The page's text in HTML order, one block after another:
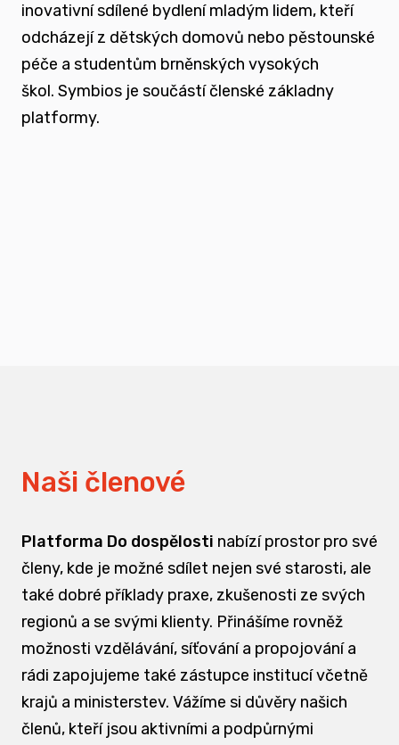
rozvíjet dialog a vést kontruktivní debaty
spojené se změnou systému péče o
podporovat vzdělání a osvětu nejen u
inovativní sdílené bydlení mladým lidem, kteří
odcházejí z dětských domovů nebo pěstounské
péče a studentům brněnských vysokých
škol. Symbios je součástí členské základny
platformy.
Naši členové
Platforma Do dospělosti nabízí prostor pro své
členy, kde je možné sdílet nejen své starosti, ale
také dobré příklady praxe, zkušenosti ze svých
regionů a se svými klienty. Přinášíme rovněž
možnosti vzdělávání, síťování a propojování a
rádi zapojujeme také zástupce institucí včetně
krajů a ministerstev. Vážíme si důvěry našich
členů, kteří jsou aktivními a podpůrnými